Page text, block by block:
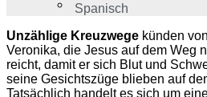
Spanisch
Unzählige Kreuzwege künden
Veronika, die Jesus auf dem Weg
reicht, damit er sich Blut und
seine Gesichtszüge blieben auf
Tatsächlich handelt es sich um